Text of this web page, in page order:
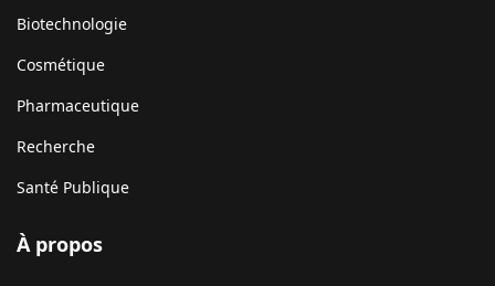
Biotechnologie
Cosmétique
Pharmaceutique
Recherche
Santé Publique
À propos